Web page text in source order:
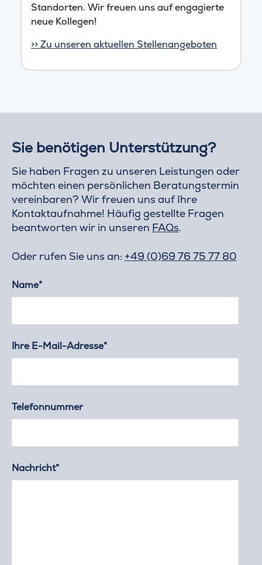
Standorten. Wir freuen uns auf engagierte
neue Kollegen!
>> Zu unseren aktuellen Stellenangeboten
Sie benötigen Unterstützung?
Sie haben Fragen zu unseren Leistungen oder
möchten einen persönlichen Beratungstermin
vereinbaren? Wir freuen uns auf Ihre
Kontaktaufnahme! Häufig gestellte Fragen
beantworten wir in unseren FAQs.
Oder rufen Sie uns an: +49 (0)69 76 75 77 80
Name*
Ihre E-Mail-Adresse*
Telefonnummer
Nachricht*